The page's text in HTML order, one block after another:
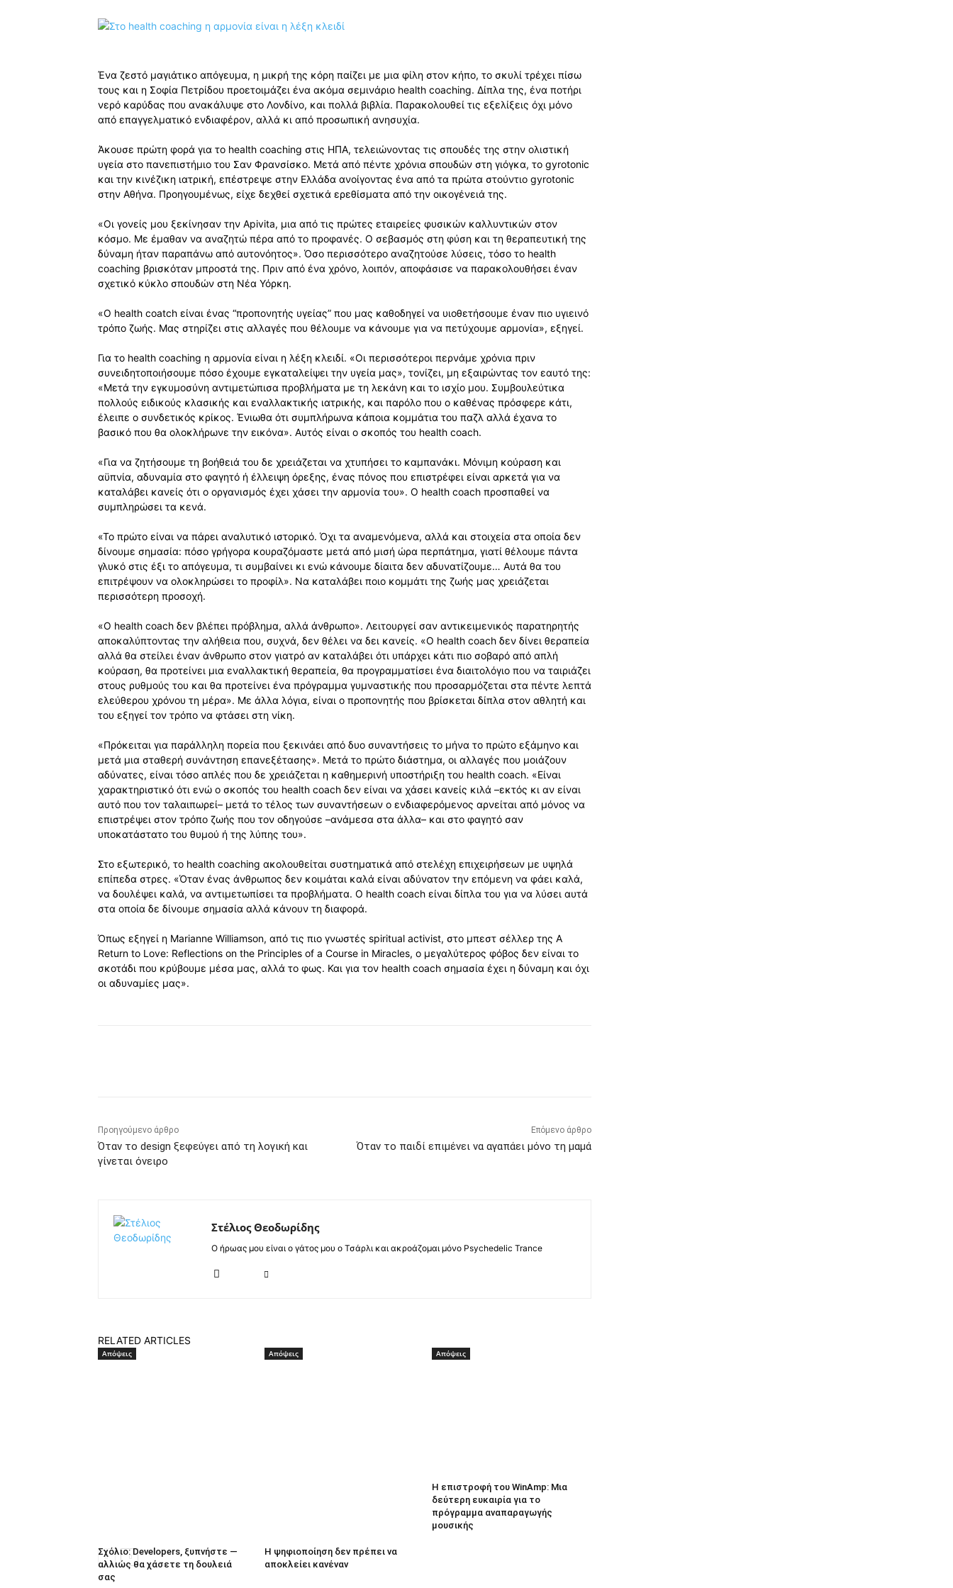
Ένα ζεστό µαγιάτικο απόγευµα, η µικρή της κόρη παίζει µε µια φίλη στον κήπο, το σκυλί τρέχει πίσω
τους και η Σοφία Πετρίδου προετοιµάζει ένα ακόµα σεµινάριο health coaching. Δίπλα της, ένα ποτήρι
νερό καρύδας που ανακάλυψε στο Λονδίνο, και πολλά βιβλία. Παρακολουθεί τις εξελίξεις όχι µόνο
από επαγγελµατικό ενδιαφέρον, αλλά κι από προσωπική ανησυχία.
Άκουσε πρώτη φορά για το health coaching στις ΗΠΑ, τελειώνοντας τις σπουδές της στην ολιστική
υγεία στο πανεπιστήµιο του Σαν Φρανσίσκο. Μετά από πέντε χρόνια σπουδών στη γιόγκα, το gyrotonic
και την κινέζικη ιατρική, επέστρεψε στην Ελλάδα ανοίγοντας ένα από τα πρώτα στούντιο gyrotonic
στην Αθήνα. Προηγουµένως, είχε δεχθεί σχετικά ερεθίσµατα από την οικογένειά της.
«Οι γονείς µου ξεκίνησαν την Apivita, µια από τις πρώτες εταιρείες φυσικών καλλυντικών στον
κόσµο. Με έµαθαν να αναζητώ πέρα από το προφανές. Ο σεβασµός στη φύση και τη θεραπευτική της
δύναµη ήταν παραπάνω από αυτονόητος». Όσο περισσότερο αναζητούσε λύσεις, τόσο το health
coaching βρισκόταν µπροστά της. Πριν από ένα χρόνο, λοιπόν, αποφάσισε να παρακολουθήσει έναν
σχετικό κύκλο σπουδών στη Nέα Υόρκη.
«Ο health coatch είναι ένας “προπονητής υγείας” που µας καθοδηγεί να υιοθετήσουµε έναν πιο υγιεινό
τρόπο ζωής. Μας στηρίζει στις αλλαγές που θέλουµε να κάνουµε για να πετύχουµε αρµονία», εξηγεί.
Για το health coaching η αρµονία είναι η λέξη κλειδί. «Οι περισσότεροι περνάµε χρόνια πριν
συνειδητοποιήσουµε πόσο έχουµε εγκαταλείψει την υγεία µας», τονίζει, µη εξαιρώντας τον εαυτό της:
«Μετά την εγκυµοσύνη αντιµετώπισα προβλήµατα µε τη λεκάνη και το ισχίο µου. Συµβουλεύτικα
πολλούς ειδικούς κλασικής και εναλλακτικής ιατρικής, και παρόλο που ο καθένας πρόσφερε κάτι,
έλειπε ο συνδετικός κρίκος. Ένιωθα ότι συµπλήρωνα κάποια κοµµάτια του παζλ αλλά έχανα το
βασικό που θα ολοκλήρωνε την εικόνα». Αυτός είναι ο σκοπός του health coach.
«Για να ζητήσουµε τη βοήθειά του δε χρειάζεται να χτυπήσει το καµπανάκι. Μόνιµη κούραση και
αϋπνία, αδυναµία στο φαγητό ή έλλειψη όρεξης, ένας πόνος που επιστρέφει είναι αρκετά για να
καταλάβει κανείς ότι ο οργανισµός έχει χάσει την αρµονία του». Ο health coach προσπαθεί να
συµπληρώσει τα κενά.
«Το πρώτο είναι να πάρει αναλυτικό ιστορικό. Όχι τα αναµενόµενα, αλλά και στοιχεία στα οποία δεν
δίνουµε σηµασία: πόσο γρήγορα κουραζόµαστε µετά από µισή ώρα περπάτηµα, γιατί θέλουµε πάντα
γλυκό στις έξι το απόγευµα, τι συµβαίνει κι ενώ κάνουµε δίαιτα δεν αδυνατίζουµε… Αυτά θα του
επιτρέψουν να ολοκληρώσει το προφίλ». Να καταλάβει ποιο κοµµάτι της ζωής µας χρειάζεται
περισσότερη προσοχή.
«Ο health coach δεν βλέπει πρόβληµα, αλλά άνθρωπο». Λειτουργεί σαν αντικειµενικός παρατηρητής
αποκαλύπτοντας την αλήθεια που, συχνά, δεν θέλει να δει κανείς. «Ο health coach δεν δίνει θεραπεία
αλλά θα στείλει έναν άνθρωπο στον γιατρό αν καταλάβει ότι υπάρχει κάτι πιο σοβαρό από απλή
κούραση, θα προτείνει µια εναλλακτική θεραπεία, θα προγραµµατίσει ένα διαιτολόγιο που να ταιριάζει
στους ρυθµούς του και θα προτείνει ένα πρόγραµµα γυµναστικής που προσαρµόζεται στα πέντε λεπτά
ελεύθερου χρόνου τη µέρα». Με άλλα λόγια, είναι ο προπονητής που βρίσκεται δίπλα στον αθλητή και
του εξηγεί τον τρόπο να φτάσει στη νίκη.
«Πρόκειται για παράλληλη πορεία που ξεκινάει από δυο συναντήσεις το µήνα το πρώτο εξάµηνο και
µετά µια σταθερή συνάντηση επανεξέτασης». Μετά το πρώτο διάστηµα, οι αλλαγές που µοιάζουν
αδύνατες, είναι τόσο απλές που δε χρειάζεται η καθηµερινή υποστήριξη του health coach. «Είναι
χαρακτηριστικό ότι ενώ o σκοπός του health coach δεν είναι να χάσει κανείς κιλά –εκτός κι αν είναι
αυτό που τον ταλαιπωρεί– µετά το τέλος των συναντήσεων ο ενδιαφερόµενος αρνείται από µόνος να
επιστρέψει στον τρόπο ζωής που τον οδηγούσε –ανάµεσα στα άλλα– και στο φαγητό σαν
υποκατάστατο του θυµού ή της λύπης του».
Στο εξωτερικό, το health coaching ακολουθείται συστηµατικά από στελέχη επιχειρήσεων µε υψηλά
επίπεδα στρες. «Όταν ένας άνθρωπος δεν κοιµάται καλά είναι αδύνατον την επόµενη να φάει καλά,
να δουλέψει καλά, να αντιµετωπίσει τα προβλήµατα. Ο health coach είναι δίπλα του για να λύσει αυτά
στα οποία δε δίνουµε σηµασία αλλά κάνουν τη διαφορά.
Όπως εξηγεί η Marianne Williamson, από τις πιο γνωστές spiritual activist, στο µπεστ σέλλερ της A
Return to Love: Reflections on the Principles of a Course in Miracles, ο µεγαλύτερος φόβος δεν είναι το
σκοτάδι που κρύβουµε µέσα µας, αλλά το φως. Και για τον health coach σηµασία έχει η δύναµη και όχι
οι αδυναµίες µας».
Προηγούμενο άρθρο
Όταν το design ξεφεύγει από τη λογική και
γίνεται όνειρο
Επόμενο άρθρο
Όταν το παιδί επιμένει να αγαπάει μόνο τη μαμά
Στέλιος Θεοδωρίδης
Ο ήρωας μου είναι ο γάτος μου ο Τσάρλι και ακροάζομαι μόνο Psychedelic Trance
RELATED ARTICLES
Απόψεις
Σχόλιο: Developers, ξυπνήστε —
αλλιώς θα χάσετε τη δουλειά
σας
Απόψεις
Η ψηφιοποίηση δεν πρέπει να
αποκλείει κανέναν
Απόψεις
Η επιστροφή του WinAmp: Μια
δεύτερη ευκαιρία για το
πρόγραμμα αναπαραγωγής
μουσικής